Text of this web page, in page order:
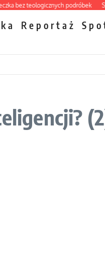
teologicznych podróbek
Reportaż